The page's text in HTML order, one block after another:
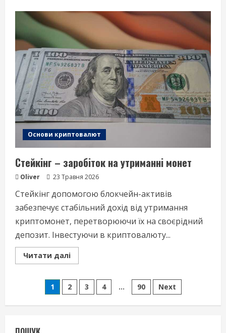
поповнити
фіатними
коштами
найзручніші
способи
на
біржах
Основи криптовалют
Стейкінг – заробіток на утриманні монет
Oliver 23 Травня 2026
Стейкінг допомогою блокчейн-активів
забезпечує стабільний дохід від утримання
криптомонет, перетворюючи їх на своєрідний
депозит. Інвестуючи в криптовалюту...
Читати даліRead
more
–
заробіток
на
утриманні
Пагінація
записів
1 2 3 4 … 90 Next